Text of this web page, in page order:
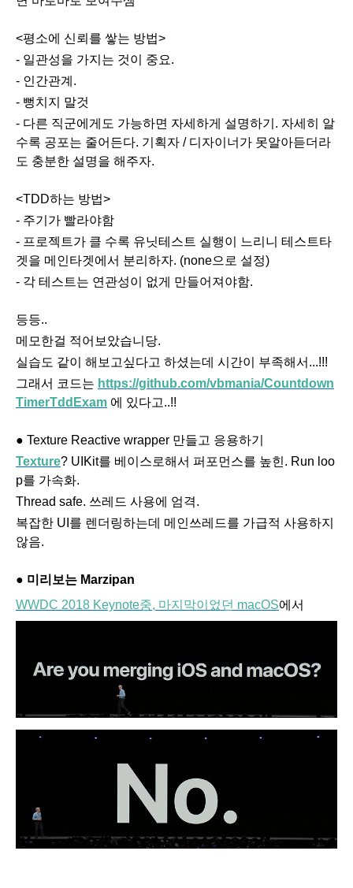
<평소에 신뢰를 쌓는 방법>
- 일관성을 가지는 것이 중요.
- 인간관계.
- 뻥치지 말것
- 다른 직군에게도 가능하면 자세하게 설명하기. 자세히 알
수록 공포는 줄어든다. 기획자 / 디자이너가 못알아듣더라
도 충분한 설명을 해주자.
<TDD하는 방법>
- 주기가 빨라야함
- 프로젝트가 클 수록 유닛테스트 실행이 느리니 테스트타
겟을 메인타겟에서 분리하자. (none으로 설정)
- 각 테스트는 연관성이 없게 만들어져야함.
등등..
메모한걸 적어보았습니당.
실습도 같이 해보고싶다고 하셨는데 시간이 부족해서...!!!
그래서 코드는 https://github.com/vbmania/Countdown
TimerTddExam 에 있다고..!!
● Texture Reactive wrapper 만들고 응용하기
Texture? UIKit를 베이스로해서 퍼포먼스를 높힌 . Run loo
p를 가속화.
Thread safe. 쓰레드 사용에 엄격.
복잡한 UI를 렌더링하는데 메인쓰레드를 가급적 사용하지
않음.
● 미리보는 Marzipan
WWDC 2018 Keynote중, 마지막이었던 macOS에서